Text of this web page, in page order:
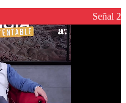
Señal 2